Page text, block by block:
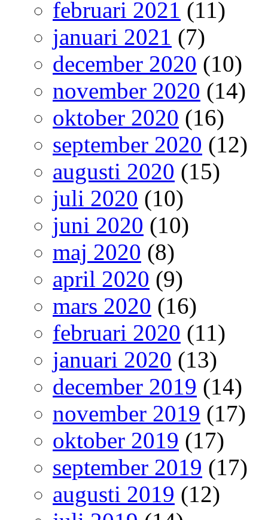
februari 2021 (11)
januari 2021 (7)
december 2020 (10)
november 2020 (14)
oktober 2020 (16)
september 2020 (12)
augusti 2020 (15)
juli 2020 (10)
juni 2020 (10)
maj 2020 (8)
april 2020 (9)
mars 2020 (16)
februari 2020 (11)
januari 2020 (13)
december 2019 (14)
november 2019 (17)
oktober 2019 (17)
september 2019 (17)
augusti 2019 (12)